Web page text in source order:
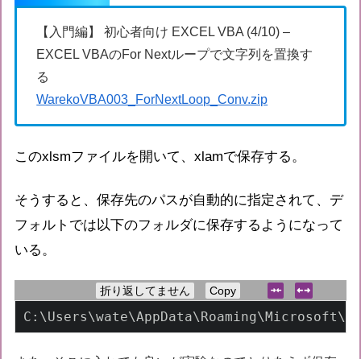
【入門編】 初心者向け EXCEL VBA (4/10) –
EXCEL VBAのFor Nextループで文字列を置換す
る
WarekoVBA003_ForNextLoop_Conv.zip
このxlsmファイルを開いて、xlamで保存する。
そうすると、保存先のパスが自動的に指定されて、デ
フォルトでは以下のフォルダに保存するようになって
いる。
Copy
折り返してません